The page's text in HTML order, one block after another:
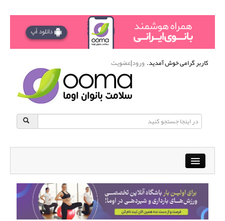
کاربر گرامی خوش آمدید.ورود|عضویت
Close
باشگاه آنلاین ورزشی اوما دانشنامه سلامت بانوان
پرسش و پاسخ انجمن متخصصین زنان و اوما